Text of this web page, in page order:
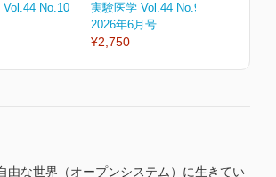
No.10
実験医学 Vol.44 No.9
2026年6月号
¥2,750
な世界（オープンシステム）に生きてい